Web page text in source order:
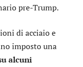
pre-Trump.
di acciaio e
imposto una
alcuni